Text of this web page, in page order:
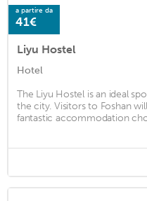
a partire da
41€
Liyu Hostel
Hotel
The Liyu Hostel is an ideal
the city. Visitors to Foshan
fantastic accommodation